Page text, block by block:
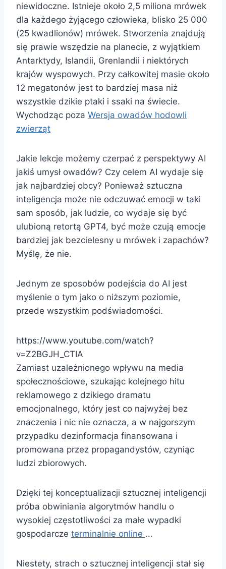
niewidoczne. Istnieje około 2,5 miliona mrówek
dla każdego żyjącego człowieka, blisko 25 000
(25 kwadlionów) mrówek. Stworzenia znajdują
się prawie wszędzie na planecie, z wyjątkiem
Antarktydy, Islandii, Grenlandii i niektórych
krajów wyspowych. Przy całkowitej masie około
12 megatonów jest to bardziej masa niż
wszystkie dzikie ptaki i ssaki na świecie.
Wychodząc poza Wersja owadów hodowli
zwierząt
Jakie lekcje możemy czerpać z perspektywy AI
jakiś umysł owadów? Czy celem AI wydaje się
jak najbardziej obcy? Ponieważ sztuczna
inteligencja może nie odczuwać emocji w taki
sam sposób, jak ludzie, co wydaje się być
ulubioną retortą GPT4, być może czują emocje
bardziej jak bezcielesny u mrówek i zapachów?
Myślę, że nie.
Jednym ze sposobów podejścia do AI jest
myślenie o tym jako o niższym poziomie,
przede wszystkim podświadomości.
https://www.youtube.com/watch?
v=Z2BGJH_CTIA
Zamiast uzależnionego wpływu na media
społecznościowe, szukając kolejnego hitu
reklamowego z dzikiego dramatu
emocjonalnego, który jest co najwyżej bez
znaczenia i nic nie oznacza, a w najgorszym
przypadku dezinformacja finansowana i
promowana przez propagandystów, czyniąc
ludzi zbiorowych.
Dzięki tej konceptualizacji sztucznej inteligencji
próba obwiniania algorytmów handlu o
wysokiej częstotliwości za małe wypadki
gospodarcze terminalnie online ...
Niestety, strach o sztucznej inteligencji stał się